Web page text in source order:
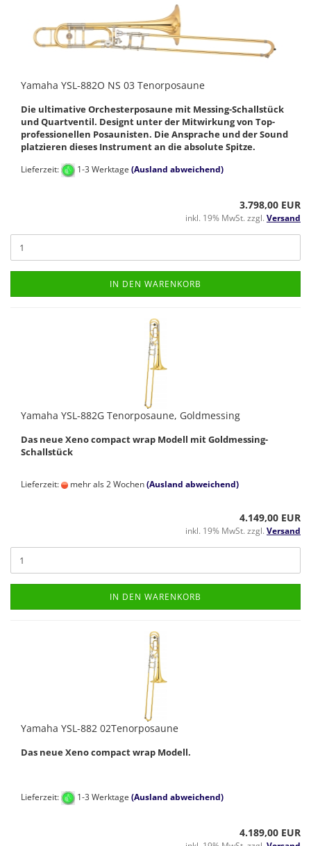
Yamaha YSL-882O NS 03 Tenorposaune
Die ultimative Orchesterposaune mit Messing-Schallstück
und Quartventil. Designt unter der Mitwirkung von Top-
professionellen Posaunisten. Die Ansprache und der Sound
platzieren dieses Instrument an die absolute Spitze.
Lieferzeit: 1-3 Werktage (Ausland abweichend)
3.798,00 EUR
inkl. 19% MwSt. zzgl. Versand
IN DEN WARENKORB
Yamaha YSL-882G Tenorposaune, Goldmessing
Das neue Xeno compact wrap Modell mit Goldmessing-
Schallstück
Lieferzeit: mehr als 2 Wochen(Ausland abweichend)
4.149,00 EUR
inkl. 19% MwSt. zzgl. Versand
IN DEN WARENKORB
Yamaha YSL-882 02Tenorposaune
Das neue Xeno compact wrap Modell.
Lieferzeit: 1-3 Werktage (Ausland abweichend)
4.189,00 EUR